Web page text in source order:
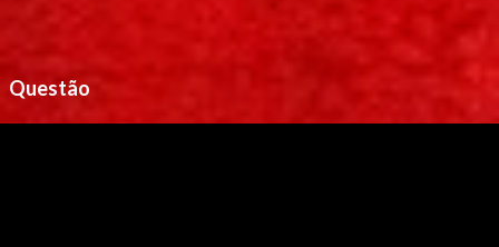
Questão